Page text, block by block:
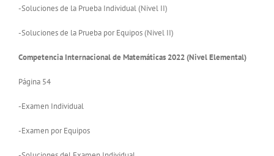
-Soluciones de la Prueba Individual (Nivel II)
-Soluciones de la Prueba por Equipos (Nivel II)
Competencia Internacional de Matemáticas 2022 (Nivel Elemental)
Página 54
-Examen Individual
-Examen por Equipos